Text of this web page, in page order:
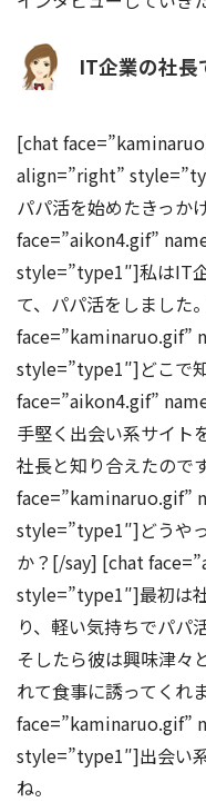
IT企業の社長
[chat
align=”right”
パパ活を始めたきっか
face=”aikon4.gif”
style=”type1″]私はIT
て、パパ活をしました
face=”kaminaruo.gif”
style=”type1″]どこで
face=”aikon4.gif”
手堅く出会い系サイト
社長と知り合えたので
face=”kaminaruo.gif”
style=”type1″]どうや
か？[/say] [chat
style=”type1″]最初は
り、軽い気持ちでパパ
そしたら彼は興味津々
れて食事に誘ってくれ
face=”kaminaruo.gif”
style=”type1″]出会い
ね。